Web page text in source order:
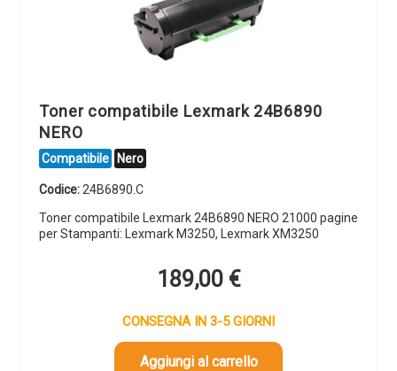
Toner compatibile Lexmark 24B6890
NERO
Compatibile Nero
Codice: 24B6890.C
Toner compatibile Lexmark 24B6890 NERO 21000 pagine
per Stampanti: Lexmark M3250, Lexmark XM3250
189,00 €
CONSEGNA IN 3-5 GIORNI
Aggiungi al carrello